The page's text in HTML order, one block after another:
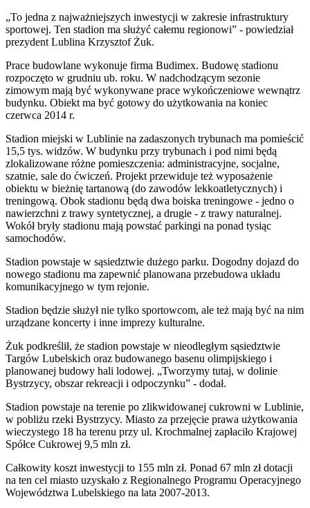
„To jedna z najważniejszych inwestycji w zakresie infrastruktury
sportowej. Ten stadion ma służyć całemu regionowi” - powiedział
prezydent Lublina Krzysztof Żuk.
Prace budowlane wykonuje firma Budimex. Budowę stadionu
rozpoczęto w grudniu ub. roku. W nadchodzącym sezonie
zimowym mają być wykonywane prace wykończeniowe wewnątrz
budynku. Obiekt ma być gotowy do użytkowania na koniec
czerwca 2014 r.
Stadion miejski w Lublinie na zadaszonych trybunach ma pomieścić
15,5 tys. widzów. W budynku przy trybunach i pod nimi będą
zlokalizowane różne pomieszczenia: administracyjne, socjalne,
szatnie, sale do ćwiczeń. Projekt przewiduje też wyposażenie
obiektu w bieżnię tartanową (do zawodów lekkoatletycznych) i
treningową. Obok stadionu będą dwa boiska treningowe - jedno o
nawierzchni z trawy syntetycznej, a drugie - z trawy naturalnej.
Wokół bryły stadionu mają powstać parkingi na ponad tysiąc
samochodów.
Stadion powstaje w sąsiedztwie dużego parku. Dogodny dojazd do
nowego stadionu ma zapewnić planowana przebudowa układu
komunikacyjnego w tym rejonie.
Stadion będzie służył nie tylko sportowcom, ale też mają być na nim
urządzane koncerty i inne imprezy kulturalne.
Żuk podkreślił, że stadion powstaje w nieodległym sąsiedztwie
Targów Lubelskich oraz budowanego basenu olimpijskiego i
planowanej budowy hali lodowej. „Tworzymy tutaj, w dolinie
Bystrzycy, obszar rekreacji i odpoczynku” - dodał.
Stadion powstaje na terenie po zlikwidowanej cukrowni w Lublinie,
w pobliżu rzeki Bystrzycy. Miasto za przejęcie prawa użytkowania
wieczystego 18 ha terenu przy ul. Krochmalnej zapłaciło Krajowej
Spółce Cukrowej 9,5 mln zł.
Całkowity koszt inwestycji to 155 mln zł. Ponad 67 mln zł dotacji
na ten cel miasto uzyskało z Regionalnego Programu Operacyjnego
Województwa Lubelskiego na lata 2007-2013.